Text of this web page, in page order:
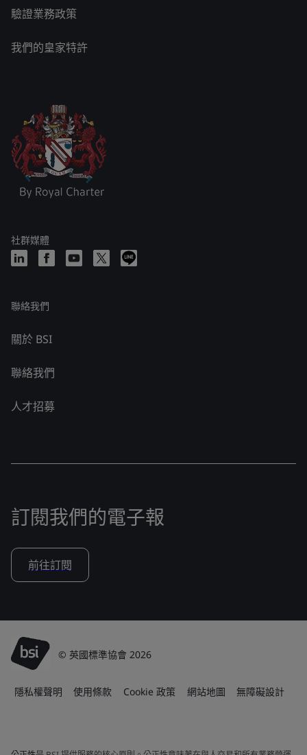
驗證業務政策
我們的皇家特許
社群媒體
聯絡我們
關於 BSI
聯絡我們
人才招募
訂閱我們的電子報
前往訂閱
© 英國標準協會 2026
隱私權聲明 使用條款 Cookie 政策 網站地圖 無障礙設計